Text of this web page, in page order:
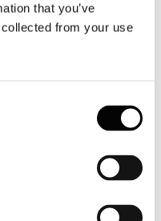
that you’ve
from your use
)
Expo?